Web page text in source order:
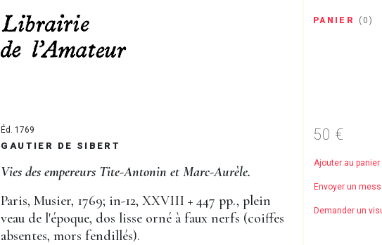
PANIER ( 0)
Éd. 1769
GAUTIER DE SIBERT
Vies des empereurs Tite-Antonin et Marc-Aurèle.
Paris, Musier, 1769; in-12, XXVIII + 447 pp., plein
veau de l'époque, dos lisse orné à faux nerfs (coiffes
absentes, mors fendillés).
50 €
Ajouter au panier
Envoyer un
Demander un